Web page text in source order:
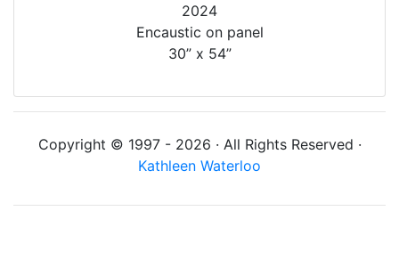
2024
Encaustic on panel
30” x 54”
Copyright © 1997 - 2026 · All Rights Reserved ·
Kathleen Waterloo